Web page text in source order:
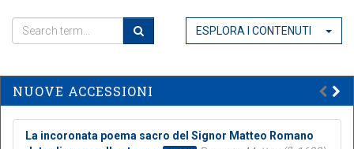
ESPLORA I CONTENUTI
NUOVE ACCESSIONI
La incoronata poema sacro del Signor Matteo Romano